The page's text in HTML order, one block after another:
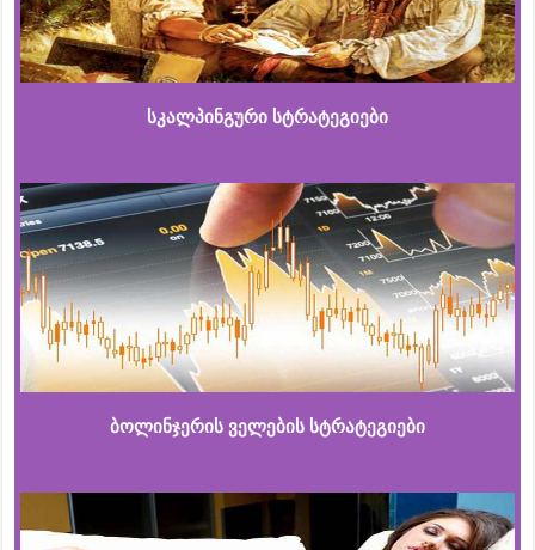
სკალპინგური სტრატეგიები
ბოლინჯერის ველების სტრატეგიები